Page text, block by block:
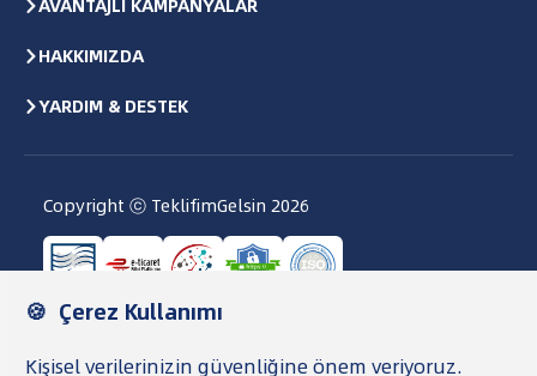
HAKKIMIZDA
YARDIM & DESTEK
Copyright ⓒ TeklifimGelsin 2026
Kullanıcı SözleşmesiGizlilik Politikası ve KVKK
Veri Saklama ve İmha Politikası
TG Para Şartnamesi
Şeffaflık Metni